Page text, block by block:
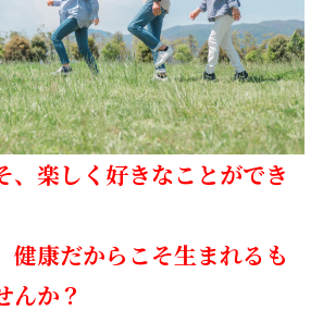
、楽しく好きなことができ
健康だからこそ生まれるも
んか？